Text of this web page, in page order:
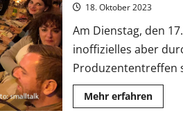
18. Oktober 2023
Am Dienstag, den
inoffizielles aber
Produzententreffen
Mehr erfahrenMehr